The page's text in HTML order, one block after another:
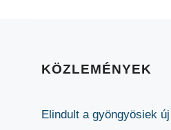
KÖZLEMÉNYEK
Elindult a gyöngyösiek